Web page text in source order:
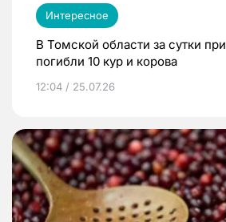
Интересное
В Томской области за сутки
погибли 10 кур и корова
12:04 / 25.07.26